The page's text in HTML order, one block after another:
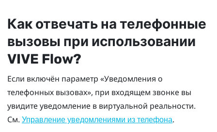
Как отвечать на телефонные
вызовы при использовании
VIVE Flow?
Если включён параметр «Уведомления о
телефонных вызовах», при входящем звонке вы
увидите уведомление в виртуальной реальности.
См. Управление уведомлениями из телефона.